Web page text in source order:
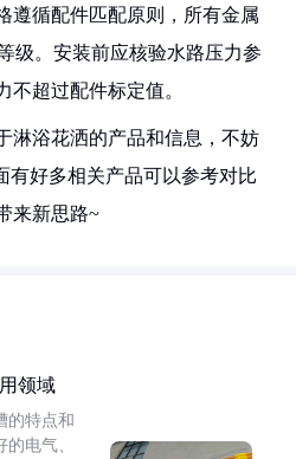
遵循配件匹配原则，所有金属
级。安装前应核验水路压力参
不超过配件标定值。
淋浴花洒的产品和信息，不妨
有好多相关产品可以参考对比
来新思路~
领域
的特点和
电气、